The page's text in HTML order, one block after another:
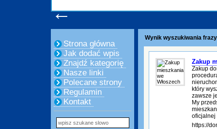
←
Strona główna
Jak dodać wpis
Znajdź kategorię
Nasze linki
Polecane strony
Regulamin
Kontakt
Wynik wyszukiwania
Zakup
Zakup
który
zawsze
My
oficjalnej
https://